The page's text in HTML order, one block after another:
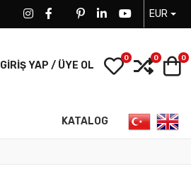
FACEBOOK SOCIAL LINK
FACEBOOK SOCIAL LINK
TWITTER SOCIAL LINK
PINTEREST SOCIAL LINK
LINKEDIN SOCIAL
YOUTUBE
EUR
GIRIŞ YAP / ÜYE OL My Wishlist
0 0 0
KATALOG Dilinizi seçin